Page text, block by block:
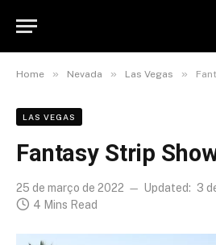
Home » Nevada » Las Vegas »
LAS VEGAS
Fantasy Strip
25 de março de 2022 Updated: 3
4 Mins Read